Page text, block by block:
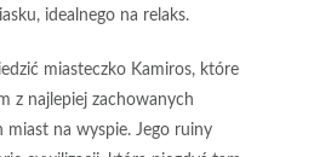
idealnego na relaks.
miasteczko Kamiros, które
z najlepiej zachowanych
miast na wyspie. Jego ruiny